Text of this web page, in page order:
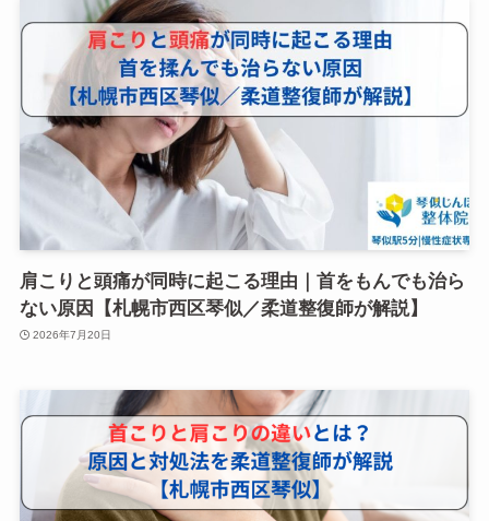
肩こりと頭痛が同時に起こる理由｜首をもんでも治ら
ない原因【札幌市西区琴似／柔道整復師が解説】
2026年7月20日